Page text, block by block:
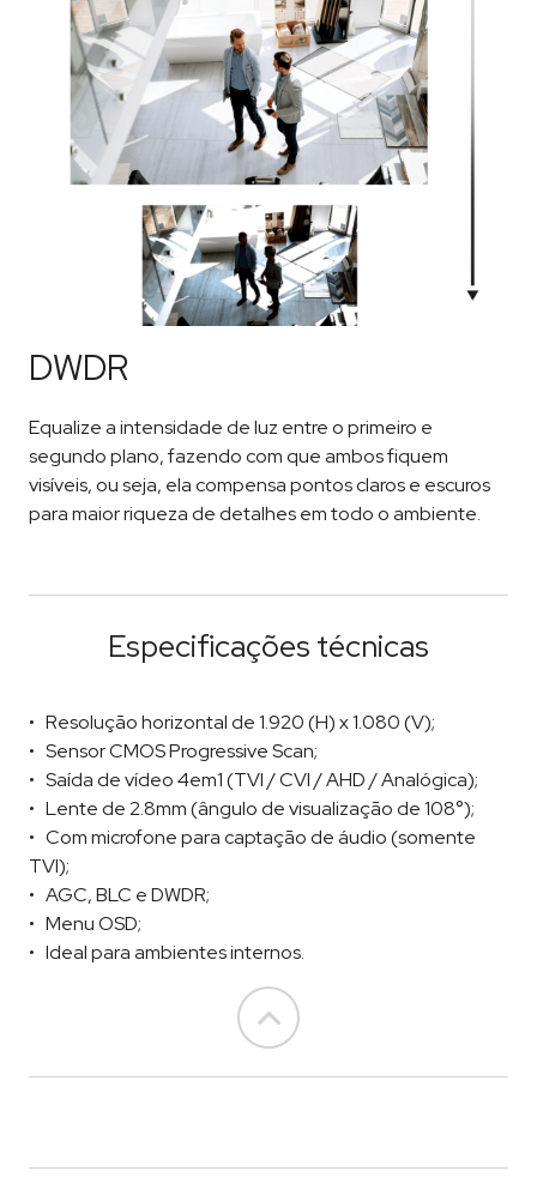
DWDR
Equalize a intensidade de luz entre o primeiro e
segundo plano, fazendo com que ambos fiquem
visíveis, ou seja, ela compensa pontos claros e escuros
para maior riqueza de detalhes em todo o ambiente.
Especificações técnicas
Resolução horizontal de 1.920 (H) x 1.080 (V);
Sensor CMOS Progressive Scan;
Saída de vídeo 4em1 (TVI / CVI / AHD / Analógica);
Lente de 2.8mm (ângulo de visualização de 108°);
Com microfone para captação de áudio (somente
TVI);
AGC, BLC e DWDR;
Menu OSD;
Ideal para ambientes internos.
Go to top